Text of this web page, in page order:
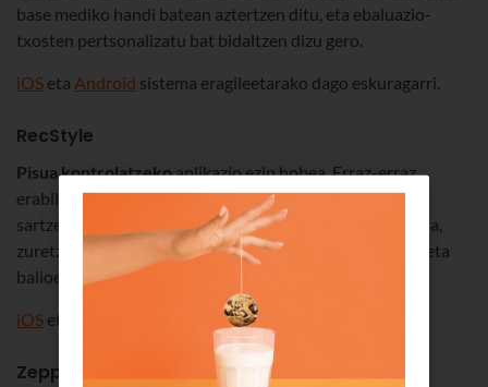
base mediko handi batean aztertzen ditu, eta ebaluazio-
txosten pertsonalizatu bat bidaltzen dizu gero.
iOS eta Android sistema eragileetarako dago eskuragarri.
RecStyle
Pisua kontrolatzekoaplikazio ezin hobea. Erraz-erraz
erabiltzekoa; nahikoa duzu egunean behin zure datuak
sartzea, eta ibilbide-orri bat gomendatuko dizu dieta gisa,
zuretzat berariaz pentsatua. Grafikoen pantaila bat du, eta
balioetan gertatzen diren aldaketak ikus ditzakezu hor.
iOS eta sistemetarako deskargatu dezakezu.
Zepp Life